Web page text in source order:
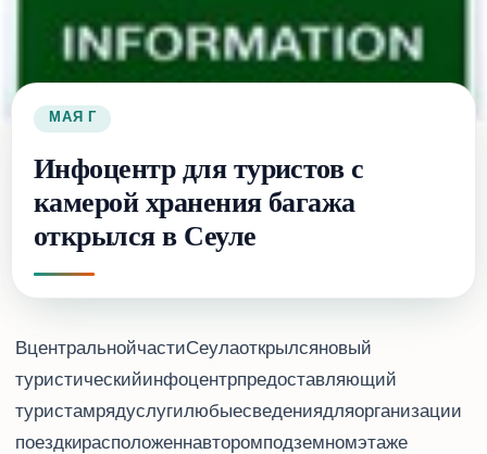
18 МАЯ 2017 Г.
Инфоцентр для туристов с
камерой хранения багажа
открылся в Сеуле
В центральной части Сеула открылся новый
туристический инфоцентр, предоставляющий
туристам ряд услуг и любые сведения для организации
поездки. Travel Center расположен на втором подземном этаже